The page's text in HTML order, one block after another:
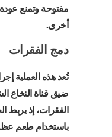
مفتوحة وتمنع
أخرى.
دمج الفقرات
تُعد هذه العملية
ضيق قناة النخاع
الفقرات، إذ يربط
باستخدام طعم